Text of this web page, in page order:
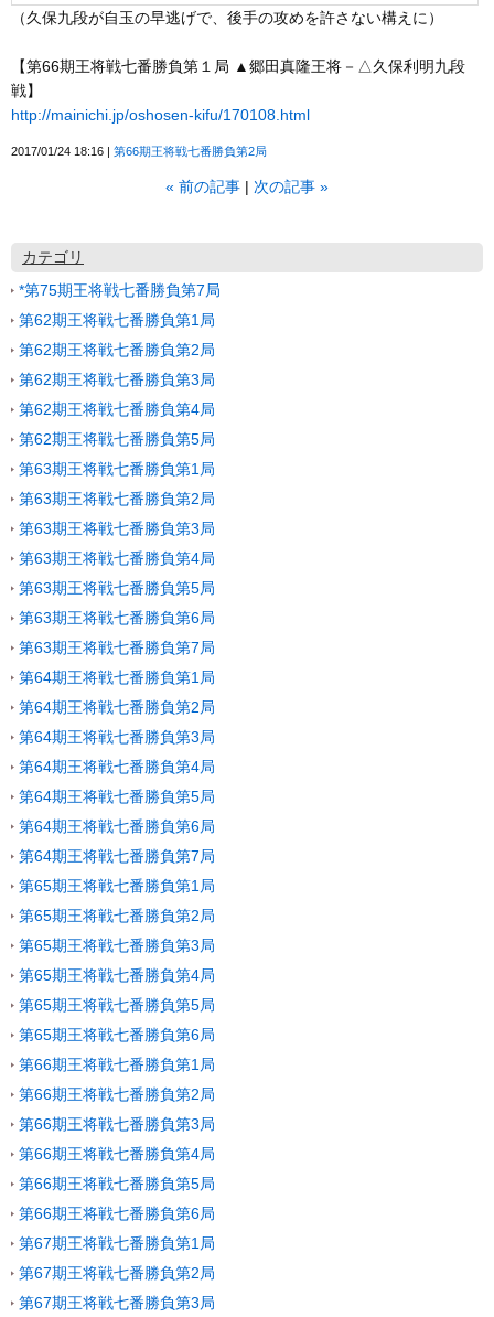
（久保九段が自玉の早逃げで、後手の攻めを許さない構えに）
【第66期王将戦七番勝負第１局 ▲郷田真隆王将－△久保利明九段
戦】
http://mainichi.jp/oshosen-kifu/170108.html
2017/01/24 18:16 第66期王将戦七番勝負第2局
« 前の記事 次の記事 »
カテゴリ
*第75期王将戦七番勝負第7局
第62期王将戦七番勝負第1局
第62期王将戦七番勝負第2局
第62期王将戦七番勝負第3局
第62期王将戦七番勝負第4局
第62期王将戦七番勝負第5局
第63期王将戦七番勝負第1局
第63期王将戦七番勝負第2局
第63期王将戦七番勝負第3局
第63期王将戦七番勝負第4局
第63期王将戦七番勝負第5局
第63期王将戦七番勝負第6局
第63期王将戦七番勝負第7局
第64期王将戦七番勝負第1局
第64期王将戦七番勝負第2局
第64期王将戦七番勝負第3局
第64期王将戦七番勝負第4局
第64期王将戦七番勝負第5局
第64期王将戦七番勝負第6局
第64期王将戦七番勝負第7局
第65期王将戦七番勝負第1局
第65期王将戦七番勝負第2局
第65期王将戦七番勝負第3局
第65期王将戦七番勝負第4局
第65期王将戦七番勝負第5局
第65期王将戦七番勝負第6局
第66期王将戦七番勝負第1局
第66期王将戦七番勝負第2局
第66期王将戦七番勝負第3局
第66期王将戦七番勝負第4局
第66期王将戦七番勝負第5局
第66期王将戦七番勝負第6局
第67期王将戦七番勝負第1局
第67期王将戦七番勝負第2局
第67期王将戦七番勝負第3局